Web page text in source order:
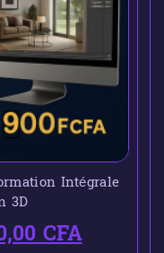
Intégrale
3D
CFA